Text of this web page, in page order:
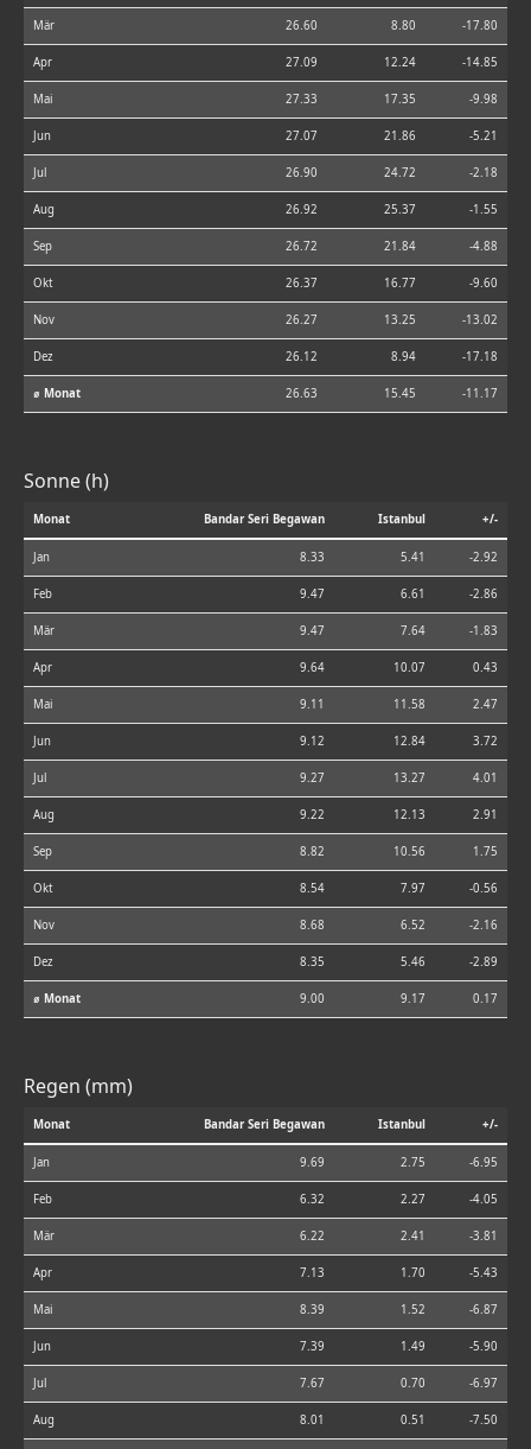
Mär 26.60 8.80 -17.80
Apr 27.09 12.24 -14.85
Mai 27.33 17.35 -9.98
Jun 27.07 21.86 -5.21
Jul 26.90 24.72 -2.18
Aug 26.92 25.37 -1.55
Sep 26.72 21.84 -4.88
Okt 26.37 16.77 -9.60
Nov 26.27 13.25 -13.02
Dez 26.12 8.94 -17.18
⌀ Monat 26.63 15.45 -11.17
Sonne (h)
Monat Bandar Seri Begawan Istanbul +/-
Jan 8.33 5.41 -2.92
Feb 9.47 6.61 -2.86
Mär 9.47 7.64 -1.83
Apr 9.64 10.07 0.43
Mai 9.11 11.58 2.47
Jun 9.12 12.84 3.72
Jul 9.27 13.27 4.01
Aug 9.22 12.13 2.91
Sep 8.82 10.56 1.75
Okt 8.54 7.97 -0.56
Nov 8.68 6.52 -2.16
Dez 8.35 5.46 -2.89
⌀ Monat 9.00 9.17 0.17
Regen (mm)
Monat Bandar Seri Begawan Istanbul +/-
Jan 9.69 2.75 -6.95
Feb 6.32 2.27 -4.05
Mär 6.22 2.41 -3.81
Apr 7.13 1.70 -5.43
Mai 8.39 1.52 -6.87
Jun 7.39 1.49 -5.90
Jul 7.67 0.70 -6.97
Aug 8.01 0.51 -7.50